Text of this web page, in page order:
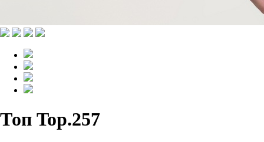
Топ Top.257